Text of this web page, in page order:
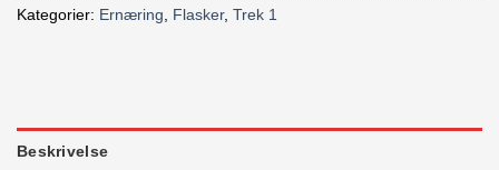
Kategorier: Ernæring, Flasker, Trek 1
Beskrivelse